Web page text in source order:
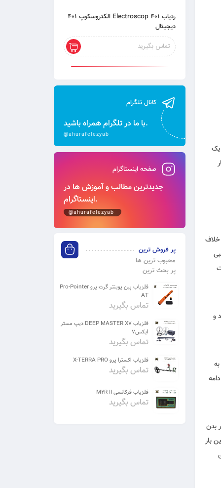
یک
خلاف
و
در بدن
بار
ردیاب 401 Electroscop الکتروسکوپ 401
دیجیتال
تماس بگیرید
کانال تلگرام
با ما در تلگرام همراه باشید.
@ahurafelezyab
صفحه اینستاگرام
جدیدترین مطالب و آموزش‌ ها در
اینستاگرام.
@ahurafelezyab
پر فروش ترین
محبوب ترین ها
پر بحث ترین
فلزیاب پین پوینتر گرت پرو Pro-Pointer
AT
تماس بگیرید
فلزیاب DEEP MASTER X7 دیپ مستر
ایکس7
تماس بگیرید
فلزیاب اکسترا پرو X-TERRA PRO
تماس بگیرید
فلزیاب فرکانسی M2R II
تماس بگیرید